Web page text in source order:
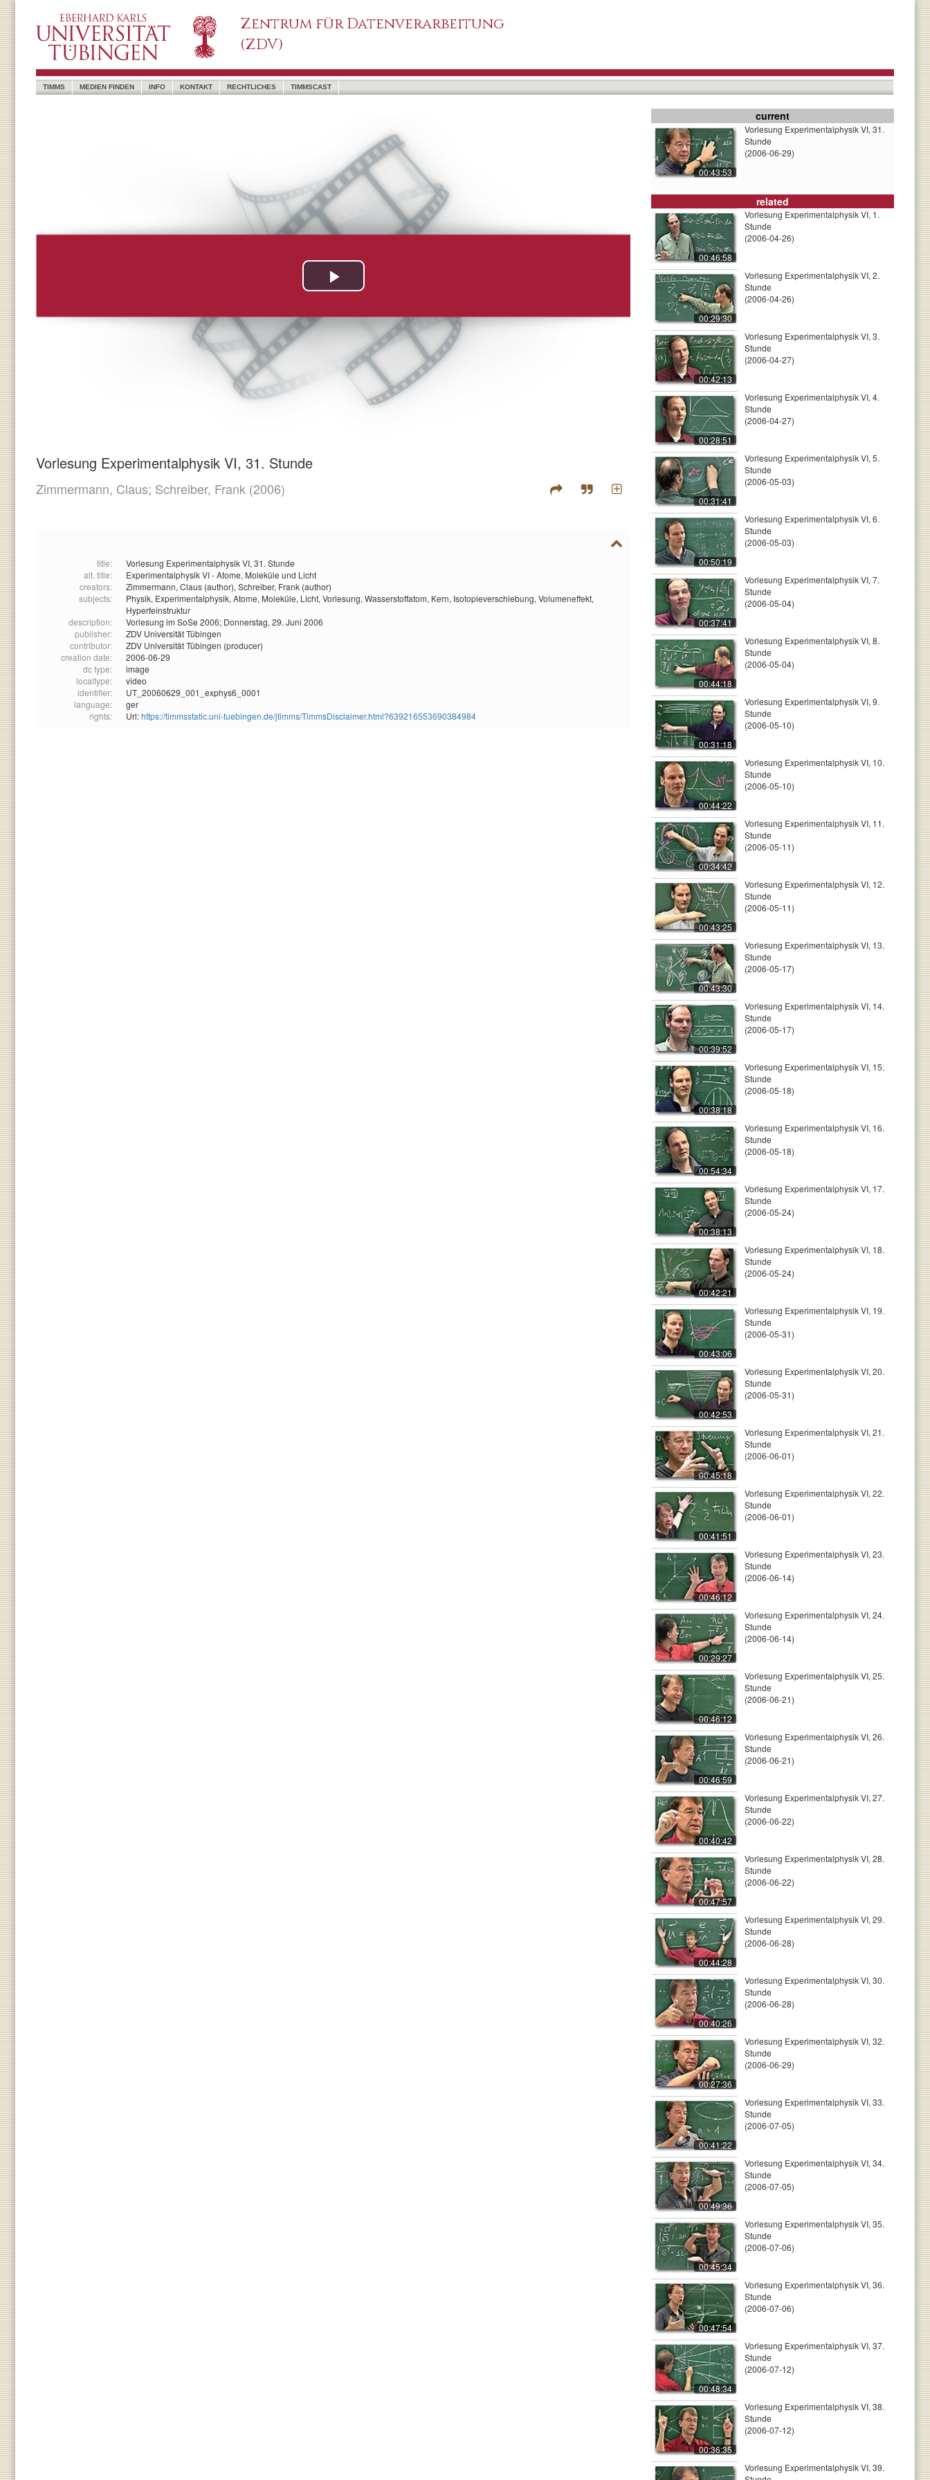
Zentrum für Datenverarbeitung
(ZDV)
TIMMS MEDIEN FINDEN INFO KONTAKT RECHTLICHES TIMMSCAST
Vorlesung Experimentalphysik VI, 31. Stunde
Zimmermann, Claus; Schreiber, Frank (2006)
title:
Vorlesung Experimentalphysik VI, 31. Stunde
alt. title:
Experimentalphysik VI - Atome, Moleküle und Licht
creators:
Zimmermann, Claus (author), Schreiber, Frank (author)
subjects:
Physik, Experimentalphysik, Atome, Moleküle, Licht, Vorlesung, Wasserstoffatom, Kern, Isotopieverschiebung, Volumeneffekt,
Hyperfeinstruktur
description:
Vorlesung im SoSe 2006; Donnerstag, 29. Juni 2006
publisher:
ZDV Universität Tübingen
contributor:
ZDV Universität Tübingen (producer)
creation date:
2006-06-29
dc type:
image
localtype:
video
identifier:
UT_20060629_001_exphys6_0001
language:
ger
rights:
Url:https://timmsstatic.uni-tuebingen.de/jtimms/TimmsDisclaimer.html?639216553690384984
current
00:43:53
Vorlesung Experimentalphysik VI, 31.
Stunde
(2006-06-29)
related
00:46:58
Vorlesung Experimentalphysik VI, 1.
Stunde
(2006-04-26)
00:29:30
Vorlesung Experimentalphysik VI, 2.
Stunde
(2006-04-26)
00:42:13
Vorlesung Experimentalphysik VI, 3.
Stunde
(2006-04-27)
00:28:51
Vorlesung Experimentalphysik VI, 4.
Stunde
(2006-04-27)
00:31:41
Vorlesung Experimentalphysik VI, 5.
Stunde
(2006-05-03)
00:50:19
Vorlesung Experimentalphysik VI, 6.
Stunde
(2006-05-03)
00:37:41
Vorlesung Experimentalphysik VI, 7.
Stunde
(2006-05-04)
00:44:18
Vorlesung Experimentalphysik VI, 8.
Stunde
(2006-05-04)
00:31:18
Vorlesung Experimentalphysik VI, 9.
Stunde
(2006-05-10)
00:44:22
Vorlesung Experimentalphysik VI, 10.
Stunde
(2006-05-10)
00:34:42
Vorlesung Experimentalphysik VI, 11.
Stunde
(2006-05-11)
00:43:25
Vorlesung Experimentalphysik VI, 12.
Stunde
(2006-05-11)
00:43:30
Vorlesung Experimentalphysik VI, 13.
Stunde
(2006-05-17)
00:39:52
Vorlesung Experimentalphysik VI, 14.
Stunde
(2006-05-17)
00:38:18
Vorlesung Experimentalphysik VI, 15.
Stunde
(2006-05-18)
00:54:34
Vorlesung Experimentalphysik VI, 16.
Stunde
(2006-05-18)
00:38:13
Vorlesung Experimentalphysik VI, 17.
Stunde
(2006-05-24)
00:42:21
Vorlesung Experimentalphysik VI, 18.
Stunde
(2006-05-24)
00:43:06
Vorlesung Experimentalphysik VI, 19.
Stunde
(2006-05-31)
00:42:53
Vorlesung Experimentalphysik VI, 20.
Stunde
(2006-05-31)
00:45:18
Vorlesung Experimentalphysik VI, 21.
Stunde
(2006-06-01)
00:41:51
Vorlesung Experimentalphysik VI, 22.
Stunde
(2006-06-01)
00:46:12
Vorlesung Experimentalphysik VI, 23.
Stunde
(2006-06-14)
00:29:27
Vorlesung Experimentalphysik VI, 24.
Stunde
(2006-06-14)
00:46:12
Vorlesung Experimentalphysik VI, 25.
Stunde
(2006-06-21)
00:46:59
Vorlesung Experimentalphysik VI, 26.
Stunde
(2006-06-21)
00:40:42
Vorlesung Experimentalphysik VI, 27.
Stunde
(2006-06-22)
00:47:57
Vorlesung Experimentalphysik VI, 28.
Stunde
(2006-06-22)
00:44:28
Vorlesung Experimentalphysik VI, 29.
Stunde
(2006-06-28)
00:40:26
Vorlesung Experimentalphysik VI, 30.
Stunde
(2006-06-28)
00:27:36
Vorlesung Experimentalphysik VI, 32.
Stunde
(2006-06-29)
00:41:22
Vorlesung Experimentalphysik VI, 33.
Stunde
(2006-07-05)
00:49:36
Vorlesung Experimentalphysik VI, 34.
Stunde
(2006-07-05)
00:45:34
Vorlesung Experimentalphysik VI, 35.
Stunde
(2006-07-06)
00:47:54
Vorlesung Experimentalphysik VI, 36.
Stunde
(2006-07-06)
00:48:34
Vorlesung Experimentalphysik VI, 37.
Stunde
(2006-07-12)
00:36:35
Vorlesung Experimentalphysik VI, 38.
Stunde
(2006-07-12)
Vorlesung Experimentalphysik VI, 39.